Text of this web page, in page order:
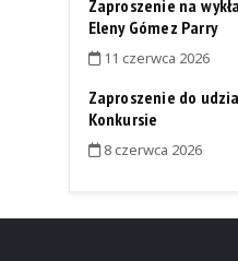
Zaproszenie na
Eleny Gómez Parry
11 czerwca 2026
Zaproszenie do
Konkursie
8 czerwca 2026